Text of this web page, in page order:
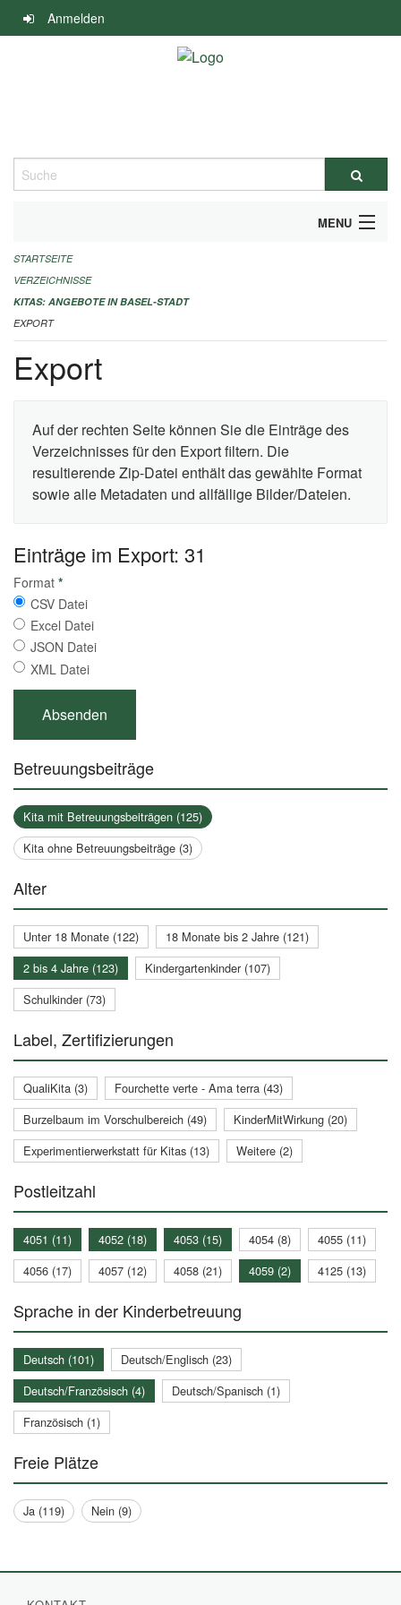
Navigation
überspringen
Anmelden
Suche
MENU
ALLGEMEINE INFORMATIONEN
IMPRESSUM
STARTSEITE
VERZEICHNISSE
KITAS: ANGEBOTE IN BASEL-STADT
EXPORT
Export
Auf der rechten Seite können Sie die Einträge des
Verzeichnisses für den Export filtern. Die
resultierende Zip-Datei enthält das gewählte Format
sowie alle Metadaten und allfällige Bilder/Dateien.
Einträge im Export: 31
Format *
CSV Datei
Excel Datei
JSON Datei
XML Datei
Betreuungsbeiträge
Kita mit Betreuungsbeiträgen (125)
Kita ohne Betreuungsbeiträge (3)
Alter
Unter 18 Monate (122)
18 Monate bis 2 Jahre (121)
2 bis 4 Jahre (123)
Kindergartenkinder (107)
Schulkinder (73)
Label, Zertifizierungen
QualiKita (3)
Fourchette verte - Ama terra (43)
Burzelbaum im Vorschulbereich (49)
KinderMitWirkung (20)
Experimentierwerkstatt für Kitas (13)
Weitere (2)
Postleitzahl
4051 (11) 4052 (18) 4053 (15) 4054 (8)
4055 (11)
4056 (17)
4057 (12) 4058 (21) 4059 (2) 4125 (13)
Sprache in der Kinderbetreuung
Deutsch (101)
Deutsch/Englisch (23)
Deutsch/Französisch (4)
Deutsch/Spanisch (1)
Französisch (1)
Freie Plätze
Ja (119) Nein (9)